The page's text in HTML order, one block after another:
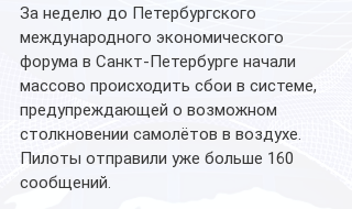
За неделю до Петербургского
международного экономического
форума в Санкт-Петербурге начали
массово происходить сбои в системе,
предупреждающей о возможном
столкновении самолётов в воздухе.
Пилоты отправили уже больше 160
сообщений.